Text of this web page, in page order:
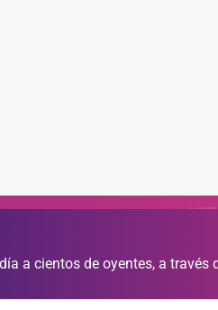
a cientos de oyentes, a través